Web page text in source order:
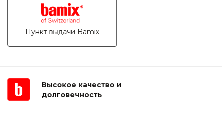
Пункт выдачи Bamix
Высокое качество и
долговечность